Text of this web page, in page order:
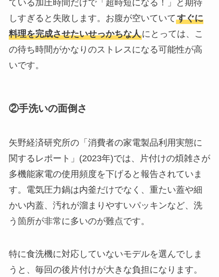
ている加圧時間だけで「超時短になる！」と期待
しすぎると失敗します。お腹が空いていてすぐに
料理を完成させたいせっかちな人にとっては、こ
の待ち時間がかなりのストレスになる可能性が高
いです。
②手洗いの面倒さ
矢野経済研究所の「消費者の家電製品利用実態に
関するレポート」(2023年)では、片付けの煩雑さが
多機能家電の使用頻度を下げると報告されていま
す。電気圧力鍋は内釜だけでなく、重たい蓋や細
かい内蓋、汚れが溜まりやすいパッキンなど、洗
う箇所が非常に多いのが難点です。
特に食洗機に対応していないモデルを選んでしま
うと、毎回の後片付けが大きな負担になります。